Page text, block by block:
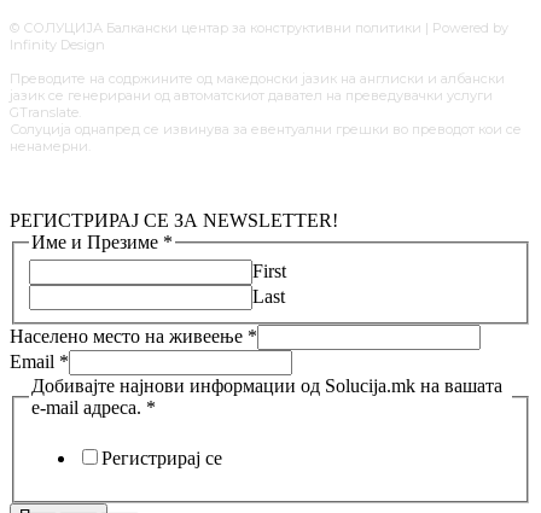
© СОЛУЦИЈА Балкански центар за конструктивни политики | Powered by
Infinity Design
Преводите на содржините од македонски јазик на англиски и албански
јазик се генерирани од автоматскиот давател на преведувачки услуги
GTranslate.
Солуција однапред се извинува за евентуални грешки во преводот кои се
ненамерни.
РЕГИСТРИРАЈ СЕ ЗА NEWSLETTER!
Име и Презиме *
First
Last
Населено место на живеење *
Email *
Добивајте најнови информации од Solucija.mk на вашата
e-mail адреса. *
Регистрирај се